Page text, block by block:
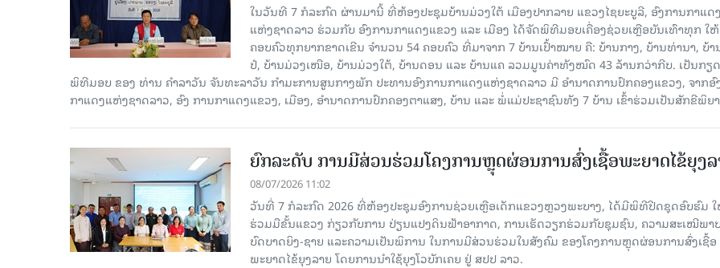
ໃນວັນທີ 7 ກໍລະກົດ ຜ່ານມານີ້ ທີ່ຫ້ອງປະຊຸມບ້ານມ່ວງໃຕ້ ເມືອງປາກລາຍ ແຂວງໄຊຍະບູລີ, ອົງການກາແດງ
ແຫ່ງຊາດລາວ ຮ່ວມກັບ ອົງການກາແດງແຂວງ ແລະ ເມືອງ ໄດ້ຈັດພິທີມອບເຄື່ອງຊ່ວຍເຫຼືອບັນເທົາທຸກ ໃ
ຄອບຄົວທຸກຍາກຂາດເຂີນ ຈຳນວນ 54 ຄອບຄົວ ທີ່ມາຈາກ 7 ບ້ານເປົ້າໝາຍ ຄື: ບ້ານກາງ, ບ້ານທ່ານາ, ບ້
ປໍ, ບ້ານມ່ວງເໜືອ, ບ້ານມ່ວງໃຕ້, ບ້ານດອນ ແລະ ບ້ານແຄ ລວມມູນຄ່າທັງໝົດ 43 ລ້ານກວ່າກີບ. ເປັນກຽ
ພິທີມອບ ຂອງ ​ທ່ານ ຄໍາລາວັນ ຈັນທະລາວັນ ກໍາມະການສູນກາງພັກ ປະທານອົງການກາແດງແຫ່ງຊາດລາວ ມີ ອຳນາດການປົກຄອງແຂວງ, ຈາກອົ
ກາແດງແຫ່ງຊາດລາວ, ອົງ ການກາແດງແຂວງ, ເມືອງ, ອຳນາດການປົກຄອງຕາແສງ, ບ້ານ ແລະ ພໍ່ແມ່ປະຊາຊົນທັງ 7 ບ້ານ ເຂົ້າຮ່ວມເປັນສັກຂີພິຍ
ຍົກລະດັບ ການມີສ່ວນຮ່ວມໂຄງການຫຼຸດຜ່ອນການສົ່ງເຊື້ອພະຍາດໄຂ້ຍຸງ
08/07/2026 11:02
ວັນທີ່ 7 ກໍລະກົດ 2026 ທີ່ຫ້ອງປະຊຸມອົງການຊ່ວຍເຫຼືອເດັກແຂວງຫຼວງພະບາງ, ໄດ້ມີພິທີປີດຊຸດອົບຮົມ
ຮ່ວມມືຂັ້ນແຂວງ ກ່ຽວກັບການ ປ່ຽນແປງດິນຟ້າອາກາດ, ການເຮັດວຽກຮ່ວມກັບຊຸມຊົນ, ຄວາມສະເໝີພາບ
ບົດບາດຍິງ-ຊາຍ ແລະຄວາມເປັນພິການ ໃນການມີສ່ວນຮ່ວມໃນສັງຄົມ ຂອງໂຄງການຫຼຸດຜ່ອນການສົ່ງເຊື້ອ
ພະຍາດໄຂ້ຍຸງລາຍ ໂດຍການນໍາໃຊ້ຍຸງໂວບັກເຄຍ ຢູ່ ສປປ ລາວ.